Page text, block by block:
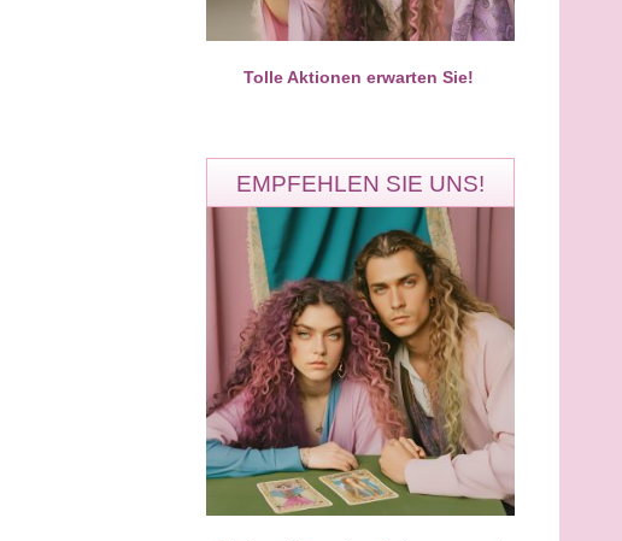
Wir müssen im Leben alles so
nehmen wie es kommt, aber wir
GENAUE ZEITANGABEN
BEKANT AUS DEM TV KURZ
SEHEN
Bewertungen: 60
Nach einer geraumen Zeit einmal
wieder mit dir gesprochen und
schon kam Einiges innerhalb eines
Tages in Bewegung, genauso wie
du es gesagt hast. Auch deine
Eileen
PIN: 109
Bewertungen: 5458
Ich bin wirklich begeistert von
Eileen. Sie hat Dinge gesehen
beschrieben, die sie unmöglich
hätte wissen können. Ihre
Wahrnehmung ist
Tolle Aktionen erwarten Sie!
EMPFEHLEN SIE UNS!